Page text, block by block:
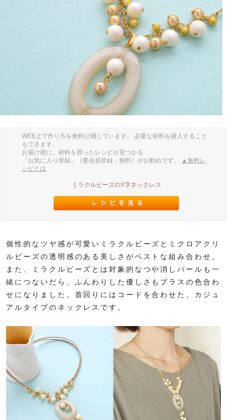
WEB上で作り方を無料公開しています。 必要な材料を購入すること
もできます。
お届け後に、材料を買ったレシピが見つかる
「お気に入り登録」（要会員登録：無料）がお勧めです。
▲無料レ
シピとは
ミラクルビーズのY字ネックレス
個性的なツヤ感が可愛いミラクルビーズとミクロアクリ
ルビーズの透明感のある美しさがベストな組み合わせ。
また、ミラクルビーズとは対象的なつや消しパールも一
緒につないだら、ふんわりした優しさもプラスの色合わ
せになりました。首回りにはコードを合わせた、カジュ
アルタイプのネックレスです。